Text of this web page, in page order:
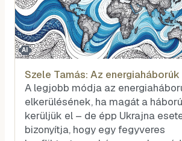
AI
Szele Tamás: Az
A legjobb módja az
elkerülésének, ha magát a
kerüljük el – de épp Ukrajna
bizonyítja, hogy egy fegyveres